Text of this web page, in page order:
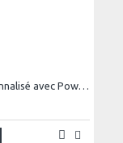
Bloc note a5 Personnalisé avec Power Bank